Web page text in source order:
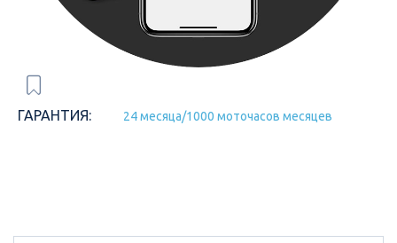
ГАРАНТИЯ: 24 месяца/1000 моточасов месяцев